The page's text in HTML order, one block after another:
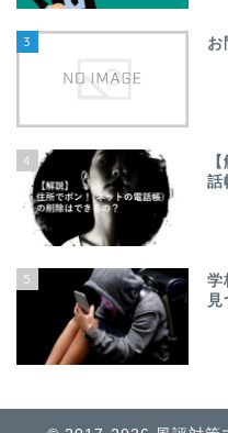
3 お
4
話
5
学
見